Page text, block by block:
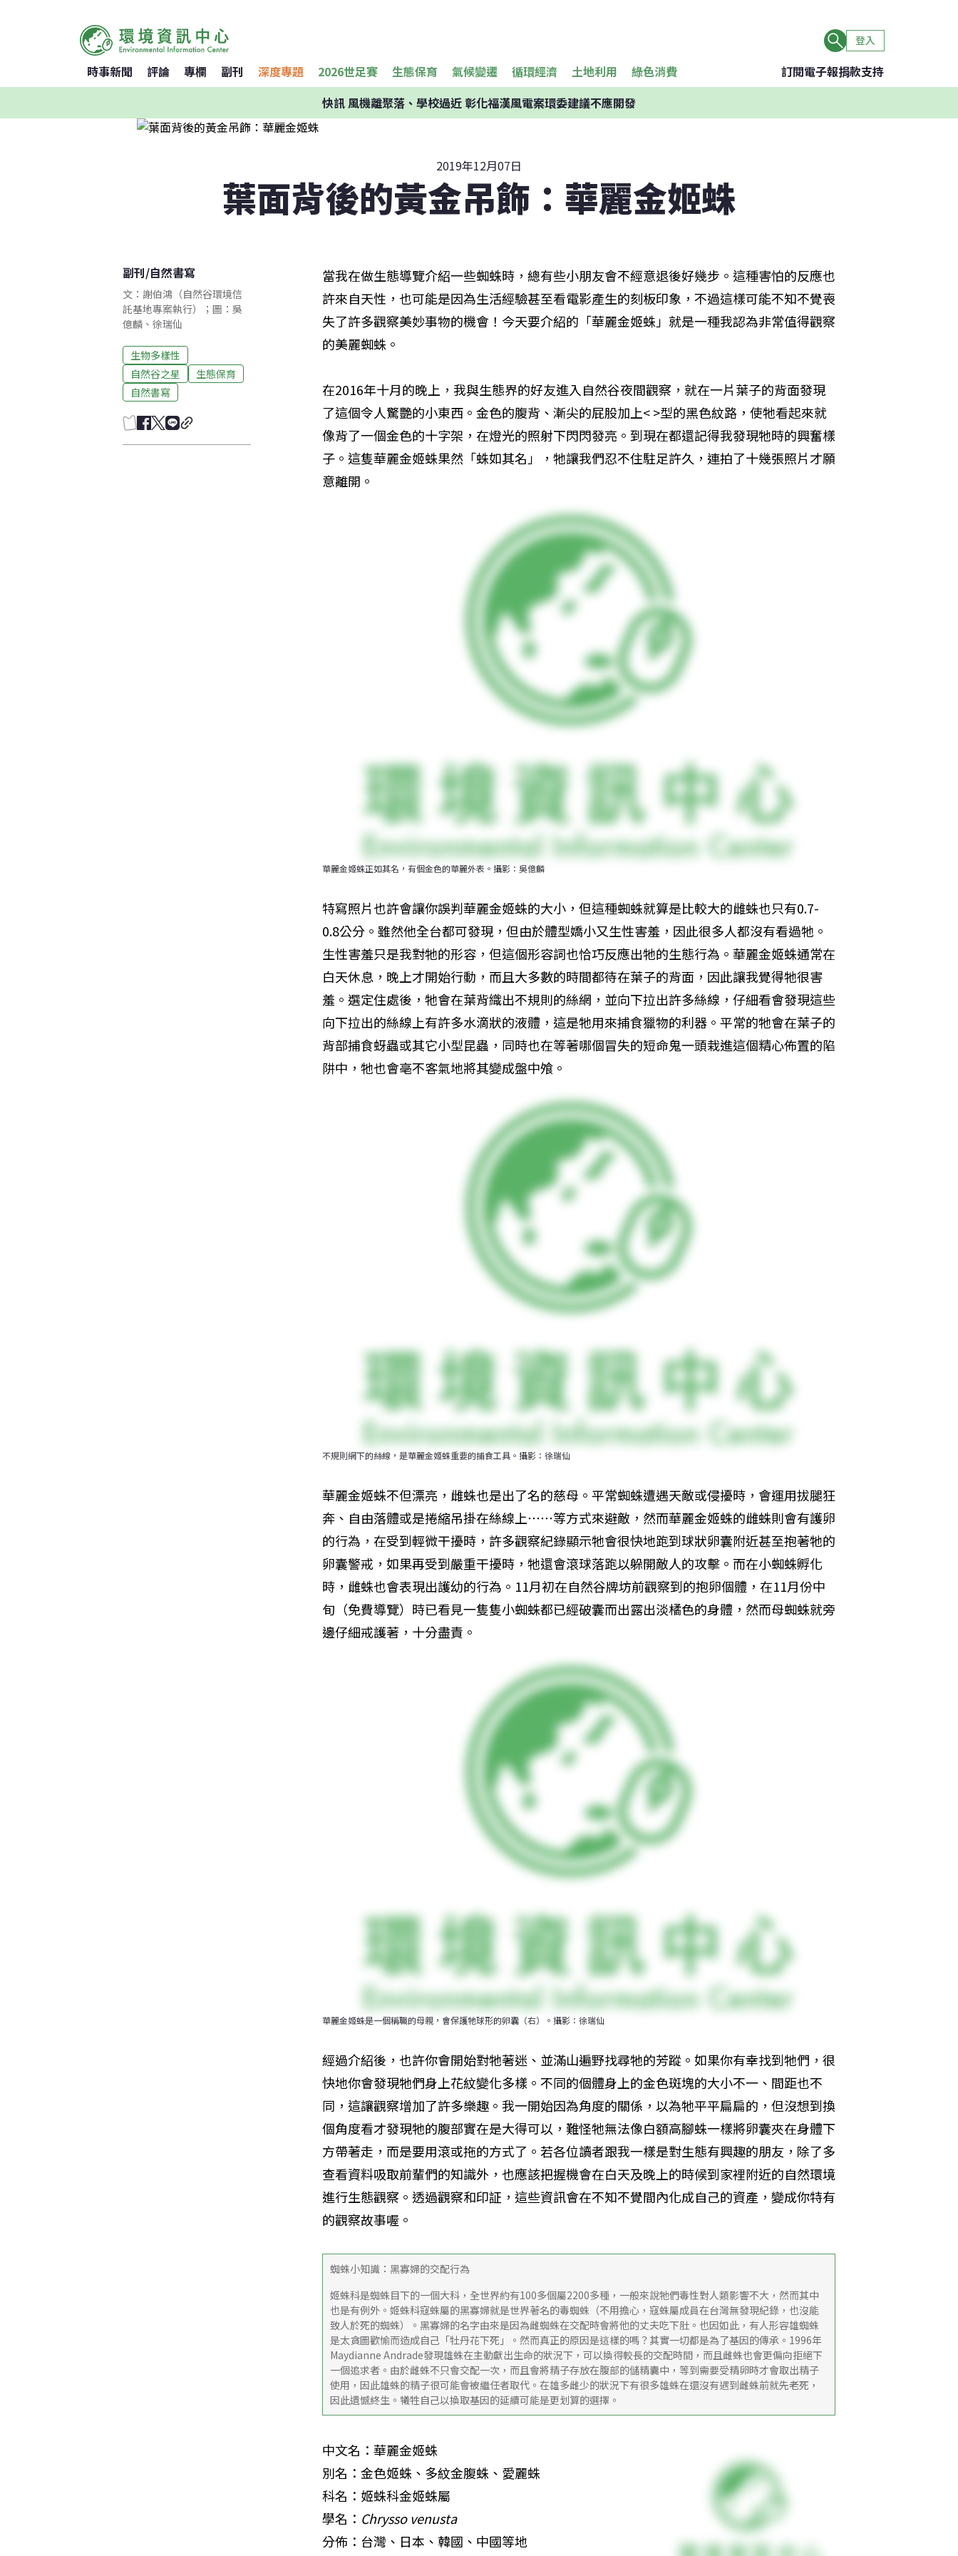
登入
時事新聞 評論 專欄 副刊 深度專題 2026世足賽 生態保育 氣候變遷 循環經濟 土地利用 綠色消費 訂閱電子報捐款支持
快訊風機離聚落、學校過近 彰化福漢風電案環委建議不應開發
2019年12月07日
葉面背後的黃金吊飾：華麗金姬蛛
副刊/自然書寫
文：謝伯鴻（自然谷環境信
託基地專案執行）；圖：吳
億麟、徐瑞仙
生物多樣性
自然谷之星
生態保育
自然書寫
當我在做生態導覽介紹一些蜘蛛時，總有些小朋友會不經意退後好幾步。這種害怕的反應也
許來自天性，也可能是因為生活經驗甚至看電影產生的刻板印象，不過這樣可能不知不覺喪
失了許多觀察美妙事物的機會！今天要介紹的「華麗金姬蛛」就是一種我認為非常值得觀察
的美麗蜘蛛。
在2016年十月的晚上，我與生態界的好友進入自然谷夜間觀察，就在一片葉子的背面發現
了這個令人驚艷的小東西。金色的腹背、漸尖的屁股加上< >型的黑色紋路，使牠看起來就
像背了一個金色的十字架，在燈光的照射下閃閃發亮。到現在都還記得我發現牠時的興奮樣
子。這隻華麗金姬蛛果然「蛛如其名」，牠讓我們忍不住駐足許久，連拍了十幾張照片才願
意離開。
華麗金姬蛛正如其名，有個金色的華麗外表。攝影：吳億麟
特寫照片也許會讓你誤判華麗金姬蛛的大小，但這種蜘蛛就算是比較大的雌蛛也只有0.7-
0.8公分。雖然他全台都可發現，但由於體型嬌小又生性害羞，因此很多人都沒有看過牠。
生性害羞只是我對牠的形容，但這個形容詞也恰巧反應出牠的生態行為。華麗金姬蛛通常在
白天休息，晚上才開始行動，而且大多數的時間都待在葉子的背面，因此讓我覺得牠很害
羞。選定住處後，牠會在葉背織出不規則的絲網，並向下拉出許多絲線，仔細看會發現這些
向下拉出的絲線上有許多水滴狀的液體，這是牠用來捕食獵物的利器。平常的牠會在葉子的
背部捕食蚜蟲或其它小型昆蟲，同時也在等著哪個冒失的短命鬼一頭栽進這個精心佈置的陷
阱中，牠也會亳不客氣地將其變成盤中飧。
不規則網下的絲線，是華麗金姬蛛重要的捕食工具。攝影：徐瑞仙
華麗金姬蛛不但漂亮，雌蛛也是出了名的慈母。平常蜘蛛遭遇天敵或侵擾時，會運用拔腿狂
奔、自由落體或是捲縮吊掛在絲線上⋯⋯等方式來避敵，然而華麗金姬蛛的雌蛛則會有護卵
的行為，在受到輕微干擾時，許多觀察紀錄顯示牠會很快地跑到球狀卵囊附近甚至抱著牠的
卵囊警戒，如果再受到嚴重干擾時，牠還會滾球落跑以躲開敵人的攻擊。而在小蜘蛛孵化
時，雌蛛也會表現出護幼的行為。11月初在自然谷牌坊前觀察到的抱卵個體，在11月份中
旬（免費導覽）時已看見一隻隻小蜘蛛都已經破囊而出露出淡橘色的身體，然而母蜘蛛就旁
邊仔細戒護著，十分盡責。
華麗金姬蛛是一個稱職的母親，會保護牠球形的卵囊（右）。攝影：徐瑞仙
經過介紹後，也許你會開始對牠著迷、並滿山遍野找尋牠的芳蹤。如果你有幸找到牠們，很
快地你會發現牠們身上花紋變化多樣。不同的個體身上的金色斑塊的大小不一、間距也不
同，這讓觀察增加了許多樂趣。我一開始因為角度的關係，以為牠平平扁扁的，但沒想到換
個角度看才發現牠的腹部實在是大得可以，難怪牠無法像白額高腳蛛一樣將卵囊夾在身體下
方帶著走，而是要用滾或拖的方式了。若各位讀者跟我一樣是對生態有興趣的朋友，除了多
查看資料吸取前輩們的知識外，也應該把握機會在白天及晚上的時候到家裡附近的自然環境
進行生態觀察。透過觀察和印証，這些資訊會在不知不覺間內化成自己的資產，變成你特有
的觀察故事喔。
蜘蛛小知識：黑寡婦的交配行為
姬蛛科是蜘蛛目下的一個大科，全世界約有100多個屬2200多種，一般來說牠們毒性對人類影響不大，然而其中
也是有例外。姬蛛科寇蛛屬的黑寡婦就是世界著名的毒蜘蛛（不用擔心，寇蛛屬成員在台灣無發現紀錄，也沒能
致人於死的蜘蛛）。黑寡婦的名字由來是因為雌蜘蛛在交配時會將他的丈夫吃下肚。也因如此，有人形容雄蜘蛛
是太貪圖歡愉而造成自己「牡丹花下死」。然而真正的原因是這樣的嗎？其實一切都是為了基因的傳承。1996年
Maydianne Andrade發現雄蛛在主動獻出生命的狀況下，可以換得較長的交配時間，而且雌蛛也會更偏向拒絕下
一個追求者。由於雌蛛不只會交配一次，而且會將精子存放在腹部的儲精囊中，等到需要受精卵時才會取出精子
使用，因此雄蛛的精子很可能會被繼任者取代。在雄多雌少的狀況下有很多雄蛛在還沒有遇到雌蛛前就先老死，
因此遺憾終生。犧牲自己以換取基因的延續可能是更划算的選擇。
中文名：華麗金姬蛛
別名：金色姬蛛、多紋金腹蛛、愛麗蛛
科名：姬蛛科金姬蛛屬
學名： Chrysso venusta
分佈：台灣、日本、韓國、中國等地